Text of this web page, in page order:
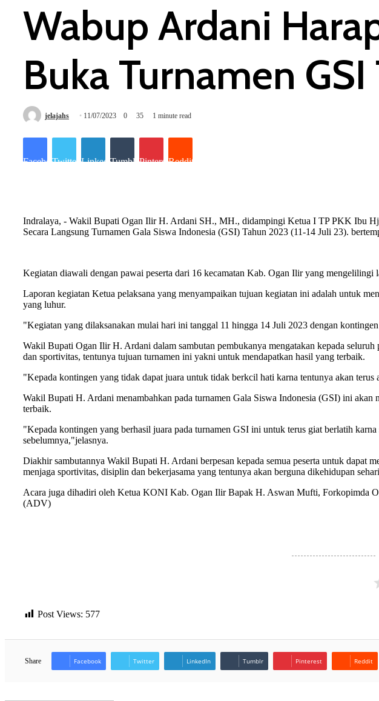
Wabup Ardani
Buka Turnamen
jelajahs 11/07/2023 0 35 1 minute read
FacebookTwitter LinkedInTumblr PinterestReddit
Indralaya, - Wakil Bupati Ogan Ilir H. Ardani SH., MH., didampingi Ketua I TP PKK Ibu
Secara Langsung Turnamen Gala Siswa Indonesia (GSI) Tahun 2023 (11-14 Juli 23).
Kegiatan diawali dengan pawai peserta dari 16 kecamatan Kab. Ogan Ilir yang mengelilingi
Laporan kegiatan Ketua pelaksana yang menyampaikan tujuan kegiatan ini adalah untuk
yang luhur.
"Kegiatan yang dilaksanakan mulai hari ini tanggal 11 hingga 14 Juli 2023 dengan
Wakil Bupati Ogan Ilir H. Ardani dalam sambutan pembukanya mengatakan kepada
dan sportivitas, tentunya tujuan turnamen ini yakni untuk mendapatkan hasil yang terbaik.
"Kepada kontingen yang tidak dapat juara untuk tidak berkcil hati karna tentunya akan
Wakil Bupati H. Ardani menambahkan pada turnamen Gala Siswa Indonesia (GSI) ini
terbaik.
"Kepada kontingen yang berhasil juara pada turnamen GSI ini untuk terus giat berlatih
sebelumnya,"jelasnya.
Diakhir sambutannya Wakil Bupati H. Ardani berpesan kepada semua peserta untuk dapat
menjaga sportivitas, disiplin dan bekerjasama yang tentunya akan berguna dikehidupan
Acara juga dihadiri oleh Ketua KONI Kab. Ogan Ilir Bapak H. Aswan Mufti, Forkopimda
(ADV)
Post Views: 577
Share Facebook Twitter LinkedIn Tumblr Pinterest Reddit